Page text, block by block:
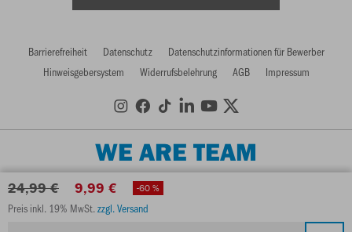
24,99 € 9,99 € -60 %
Preis inkl. 19% MwSt.zzgl. Versand
Barrierefreiheit Datenschutz
Datenschutzinformationen für Bewerber
Hinweisgebersystem
Widerrufsbelehrung AGB Impressum
WE ARE TEAM